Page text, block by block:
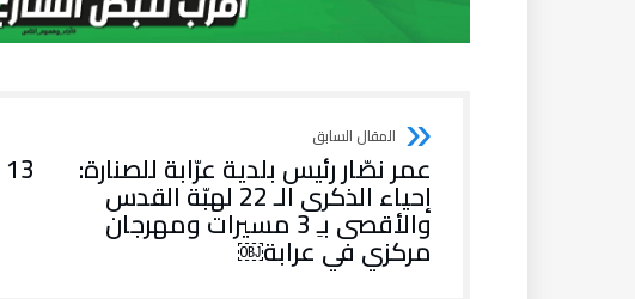
عمر نصّار رئيس بلدية عرّابة للصنارة:
إحياء الذكرى الـ 22 لهبّة القدس
والأقصى بـِ 3 مسيرات ومهرجان
مركزي في عرابة￼